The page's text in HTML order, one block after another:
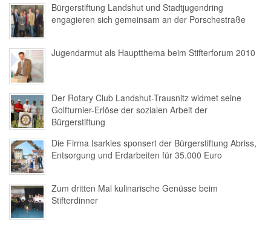
Bürgerstiftung Landshut und Stadtjugendring
engagieren sich gemeinsam an der Porschestraße
Jugendarmut als Hauptthema beim Stifterforum 2010
Der Rotary Club Landshut-Trausnitz widmet seine
Golfturnier-Erlöse der sozialen Arbeit der
Bürgerstiftung
Die Firma Isarkies sponsert der Bürgerstiftung Abriss,
Entsorgung und Erdarbeiten für 35.000 Euro
Zum dritten Mal kulinarische Genüsse beim
Stifterdinner